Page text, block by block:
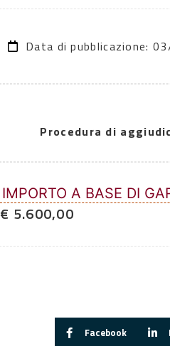
Data di pubblicazione:
Procedura di
IMPORTO A BASE DI
€ 5.600,00
Facebook